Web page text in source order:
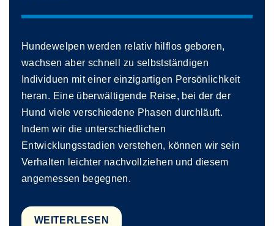
Hundewelpen werden relativ hilflos geboren,
wachsen aber schnell zu selbstständigen
Individuen mit einer einzigartigen Persönlichkeit
heran. Eine überwältigende Reise, bei der der
Hund viele verschiedene Phasen durchläuft.
Indem wir die unterschiedlichen
Entwicklungsstadien verstehen, können wir sein
Verhalten leichter nachvollziehen und diesem
angemessen begegnen.
WEITERLESEN